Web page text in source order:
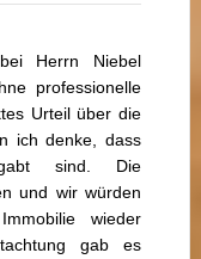
Herrn Niebel
professionelle
Urteil über die
ich denke, dass
sind. Die
und wir würden
wieder
gab es